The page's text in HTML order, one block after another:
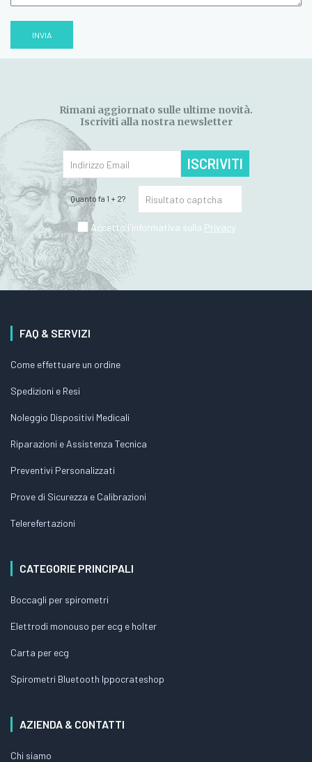
INVIA
Rimani aggiornato sulle ultime novità.
Iscriviti alla nostra newsletter
ISCRIVITI
Quanto fa 1 + 2?
Accetto l'informativa sulla Privacy
FAQ & SERVIZI
Come effettuare un ordine
Spedizioni e Resi
Noleggio Dispositivi Medicali
Riparazioni e Assistenza Tecnica
Preventivi Personalizzati
Prove di Sicurezza e Calibrazioni
Telerefertazioni
CATEGORIE PRINCIPALI
Boccagli per spirometri
Elettrodi monouso per ecg e holter
Carta per ecg
Spirometri Bluetooth Ippocrateshop
AZIENDA & CONTATTI
Chi siamo